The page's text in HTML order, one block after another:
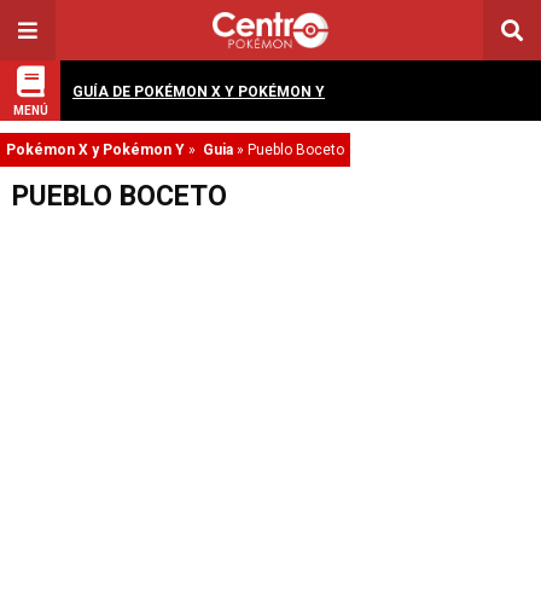
MENÚ
GUÍA DE POKÉMON X Y POKÉMON Y
Pokémon X y Pokémon Y » Guia » Pueblo Boceto
PUEBLO BOCETO